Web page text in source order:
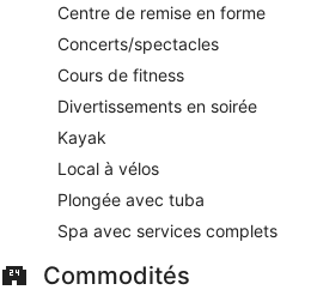
Centre de remise en forme
Concerts/spectacles
Cours de fitness
Divertissements en soirée
Kayak
Local à vélos
Plongée avec tuba
Spa avec services complets
Commodités